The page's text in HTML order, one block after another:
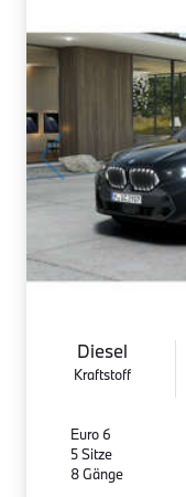
Diesel
Kraftstoff
Euro 6
5 Sitze
8 Gänge